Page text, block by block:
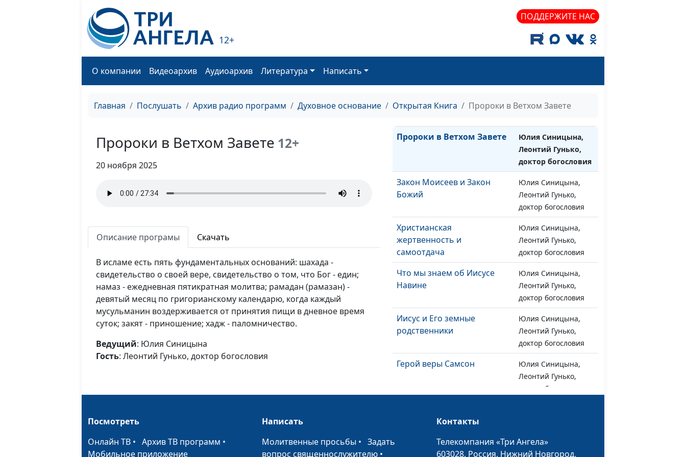
12+
ПОДДЕРЖИТЕ НАС
О компании Видеоархив Аудиоархив Литература Написать
Главная Послушать Архив радио программ Духовное основание Открытая Книга Пророки в Ветхом Завете
Пророки в Ветхом Завете 12+
20 ноября 2025
Описание програмы Скачать
В исламе есть пять фундаментальных оснований: шахада -
свидетельство о своей вере, свидетельство о том, что Бог - един;
намаз - ежедневная пятикратная молитва; рамадан (рамазан) -
девятый месяц по григорианскому календарю, когда каждый
мусульманин воздерживается от принятия пищи в дневное время
суток; закят - приношение; хадж - паломничество.
Ведущий: Юлия Синицына
Гость: Леонтий Гунько, доктор богословия
Леонтий Гунько,
доктор богословия
непростительный грех?
Юлия Синицына,
Леонтий Гунько,
Завета
Леонтий Гунько,
Пророки в Ветхом Завете
Юлия Синицына,
Леонтий Гунько,
доктор богословия
Закон Моисеев и Закон
Божий
Юлия Синицына,
Леонтий Гунько,
доктор богословия
Христианская
жертвенность и
самоотдача
Юлия Синицына,
Леонтий Гунько,
доктор богословия
Что мы знаем об Иисусе
Навине
Юлия Синицына,
Леонтий Гунько,
доктор богословия
Иисус и Его земные
родственники
Юлия Синицына,
Леонтий Гунько,
доктор богословия
Герой веры Самсон
Юлия Синицына,
Леонтий Гунько,
доктор богословия
"Я и Отец - одно" Юлия Синицына,
Посмотреть
Онлайн ТВ • Архив ТВ программ •
Мобильное приложение
Написать
Молитвенные просьбы •Задать
вопрос священнослужителю •
Контакты
Телекомпания «Три Ангела»
603028, Россия, Нижний Новгород,